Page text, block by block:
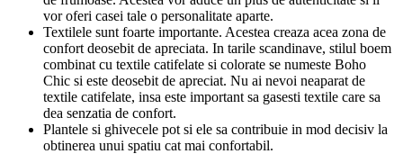
vor oferi casei tale o personalitate aparte.
Textilele sunt foarte importante. Acestea creaza acea zona de
confort deosebit de apreciata. In tarile scandinave, stilul boem
combinat cu textile catifelate si colorate se numeste Boho
Chic si este deosebit de apreciat. Nu ai nevoi neaparat de
textile catifelate, insa este important sa gasesti textile care sa
dea senzatia de confort.
Plantele si ghivecele pot si ele sa contribuie in mod decisiv la
obtinerea unui spatiu cat mai confortabil.